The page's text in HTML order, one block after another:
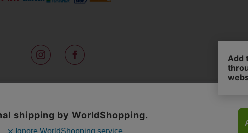
の一流ホテルに100以上の直営店舗を展開するABISTE(アビステ)は、
どのメディア着用商品、雑誌掲載商品を紹介するコンテンツ、
ピングや独自のポイントなどのサービスをご提供。
ときめきを与えられるよう願っています。